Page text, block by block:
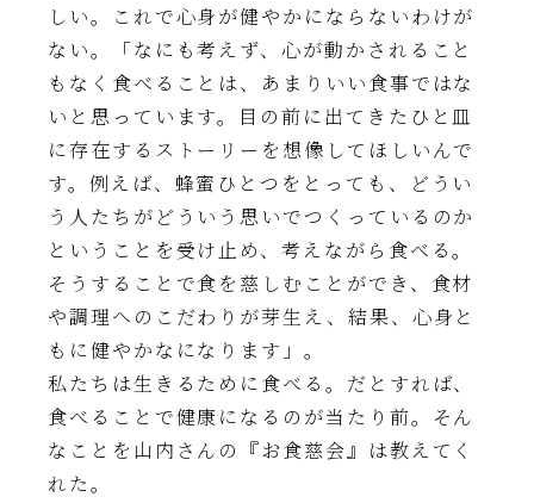
しい。これで心身が健やかにならないわけが
ない。「なにも考えず、心が動かされること
もなく食べることは、あまりいい食事ではな
いと思っています。目の前に出てきたひと皿
に存在するストーリーを想像してほしいんで
す。例えば、蜂蜜ひとつをとっても、どうい
う人たちがどういう思いでつくっているのか
ということを受け止め、考えながら食べる。
そうすることで食を慈しむことができ、食材
や調理へのこだわりが芽生え、結果、心身と
もに健やかなになります」。
私たちは生きるために食べる。だとすれば、
食べることで健康になるのが当たり前。そん
なことを山内さんの『お食慈会』は教えてく
れた。